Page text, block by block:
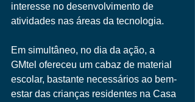
interesse no desenvolvimento de
atividades nas áreas da tecnologia.
Em simultâneo, no dia da ação, a
GMtel ofereceu um cabaz de material
escolar, bastante necessários ao bem-
estar das crianças residentes na Casa